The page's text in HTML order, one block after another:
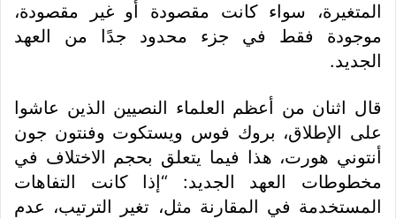
المتغيرة، سواء كانت مقصودة أو غير مقصودة،
موجودة فقط في جزء محدود جدًا من العهد
الجديد.
قال اثنان من أعظم العلماء النصيين الذين عاشوا
على الإطلاق، بروك فوس ويستكوت وفنتون جون
أنتوني هورت، هذا فيما يتعلق بحجم الاختلاف في
مخطوطات العهد الجديد: “إذا كانت التفاهات
المستخدمة في المقارنة مثل، تغير الترتيب، عدم